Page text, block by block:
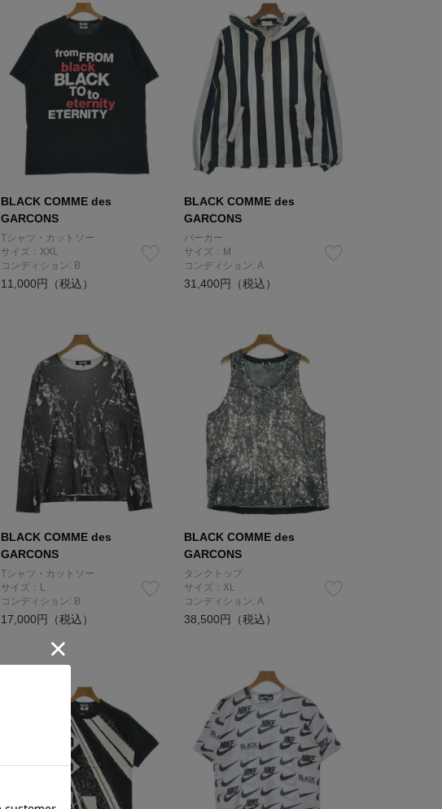
BLACK COMME des
GARCONS
Tシャツ・カットソー
サイズ：XXL
コンディション: B
11,000円（税込）
BLACK COMME des
GARCONS
パーカー
サイズ：M
コンディション: A
31,400円（税込）
BLACK COMME des
GARCONS
Tシャツ・カットソー
サイズ：L
コンディション: B
17,000円（税込）
BLACK COMME des
GARCONS
タンクトップ
サイズ：XL
コンディション: A
38,500円（税込）